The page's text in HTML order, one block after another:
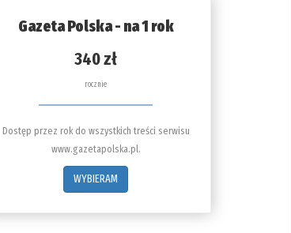
Gazeta Polska - na 1 rok
340 zł
rocznie
Dostęp przez rok do wszystkich treści serwisu
www.gazetapolska.pl.
WYBIERAM